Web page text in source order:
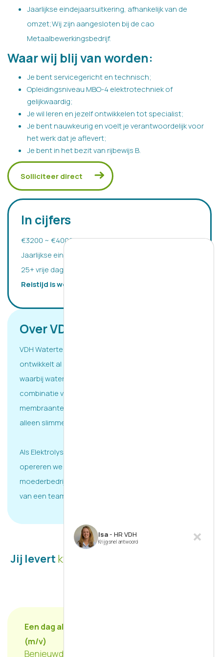
Jaarlijkse eindejaarsuitkering, afhankelijk van de
omzet;Wij zijn aangesloten bij de cao
Metaalbewerkingsbedrijf.
Waar wij blij van worden:
Je bent servicegericht en technisch;
Opleidingsniveau MBO-4 elektrotechniek of
gelijkwaardig;
Je wil leren en jezelf ontwikkelen tot specialist;
Je bent nauwkeurig en voelt je verantwoordelijk voor
het werk dat je aflevert;
Je bent in het bezit van rijbewijs B.
Solliciteer direct
In cijfers
€3200 ~ €4000 salaris
Jaarlijkse eindejaarsuitkering
25+ vrije dagen per jaar
Reistijd is werktijd! :)
Over VDH watertechnology
VDH Watertechnology, gevestigd in Scherpenzeel,
ontwikkelt al bijna 50 jaar innovatieve installaties,
waarbij water wordt gezuiverd door de unieke
combinatie van zoutelektrolyse en
membraantechnologie. Geen zware chemicaliën,
alleen slimme oplossingen.
Als Elektrolyse Expertise Center en marktleider
opereren we wereldwijd in samenwerking met ons
moederbedrijf ProMinent GmbH. Je wordt onderdeel
van een team van ruim 75 collega’s.
Jij levert kwaliteit
Een dag als
(m/v)
Benieuwd hoe jou dag er bij VDH uit zo
Isa- HR VDH
Krijg snel antwoord